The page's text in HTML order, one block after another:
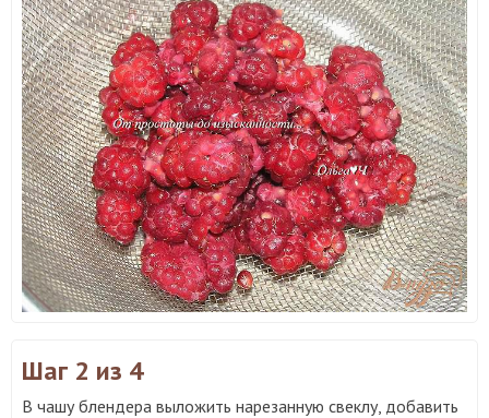
Шаг 2 из 4
В чашу блендера выложить нарезанную свеклу, добавить